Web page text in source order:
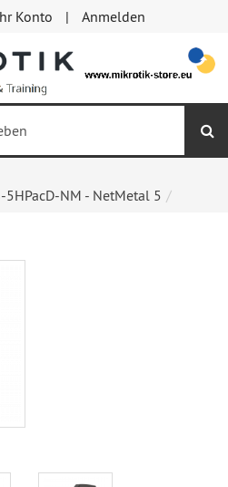
Konto Anmelden
5HPacD-NM - NetMetal 5